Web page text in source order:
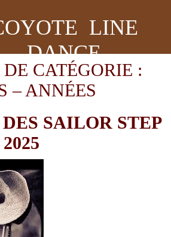
LINE
DANCE
CATÉGORIE :
– ANNÉES
SAILOR STEP